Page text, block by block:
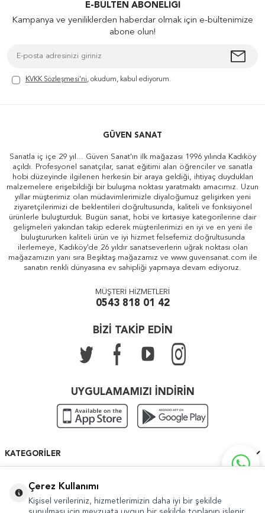
E-BÜLTEN ABONELIĞI
Kampanya ve yeniliklerden haberdar olmak için e-bültenimize
abone olun!
KVKK Sözleşmesi'ni, okudum, kabul ediyorum.
GÜVEN SANAT
Sanatla iç içe 29 yıl... Güven Sanat'ın ilk mağazası 1996 yılında Kadıköy
açıldı. Profesyonel sanatçılar, sanat eğitimi alan öğrenciler ve sanatla
hobi düzeyinde ilgilenen herkesin bir araya geldiği, ihtiyaç duydukları
malzemelere erişebildiği bir buluşma noktası yaratmaktı amacımız. Uzun
yıllar müşterimiz olan müdavimlerimizle diyaloğumuz gelişirken yeni
ziyaretçilerimizi de beklentileri doğrultusunda, kaliteli ve fonksiyonel
ürünlerle buluşturduk. Bugün sanat, hobi ve kırtasiye kategorilerine dair
gelişmeleri yakından takip ederek müşterilerimizi en iyi ve en yeni ile
buluştururken kaliteli ürün ve iyi hizmet felsefemiz doğrultusunda
ilerlemeye, Kadıköy'de 26 yıldır sanatseverlerin uğrak noktası olan
mağazamızın yanı sıra Beşiktaş mağazamız ve www.guvensanat.com ile
sanatın renkli dünyasına ev sahipliği yapmaya devam ediyoruz.
MÜŞTERİ HİZMETLERİ
0543 818 01 42
BİZİ TAKİP EDİN
UYGULAMAMIZI İNDİRİN
KATEGORILER
HIZLI ERIŞIM
Çerez Kullanımı
Kişisel verileriniz, hizmetlerimizin daha iyi bir şekilde